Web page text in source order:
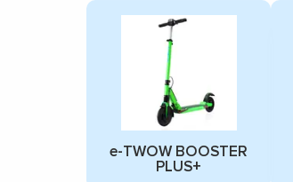
e-TWOW BOOSTER
PLUS+